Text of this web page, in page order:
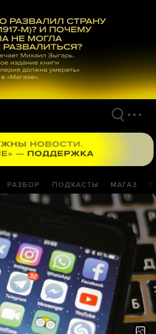
РАЗБОР ПОДКАСТЫ МАГАЗ